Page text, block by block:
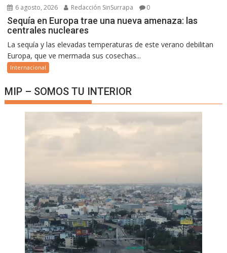
6 agosto, 2026 Redacción SinSurrapa 0
Sequía en Europa trae una nueva amenaza: las
centrales nucleares
La sequía y las elevadas temperaturas de este verano debilitan
Europa, que ve mermada sus cosechas...
Internacional
MIP – SOMOS TU INTERIOR